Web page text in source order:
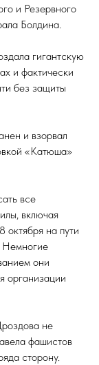
и Резервного
Болдина.
гигантскую
и фактически
без защиты
и взорвал
«Катюша»
все
включая
октября на пути
Немногие
они
организации
не
фашистов
сторону.